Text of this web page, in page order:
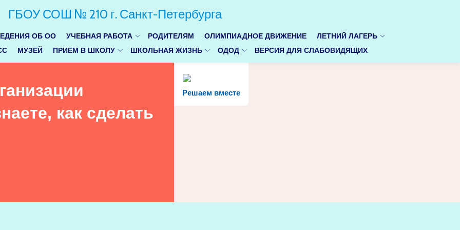
Решаем вместе
как сделать
ГБОУ СОШ № 210 г. Санкт-Петербурга
ОБ ОО УЧЕБНАЯ РАБОТА РОДИТЕЛЯМ ОЛИМПИАДНОЕ ДВИЖЕНИЕ
ЛЕТНИЙ ЛАГЕРЬ
МУЗЕЙ ПРИЕМ В ШКОЛУ ШКОЛЬНАЯ ЖИЗНЬ ОДОД ВЕРСИЯ ДЛЯ СЛАБОВИДЯЩИХ